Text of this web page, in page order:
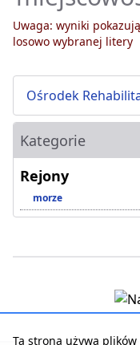
Uwaga: wyniki
losowo wybranej litery
Ośrodek
Kategorie
Rejony
morze
Ta strona używa